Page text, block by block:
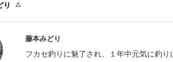
り
藤本みどり
フカセ釣りに魅了され、１年中元気に釣